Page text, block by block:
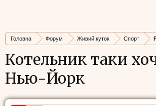
Головна Форум Живий куток Спорт
Котельник таки
Нью-Йорк